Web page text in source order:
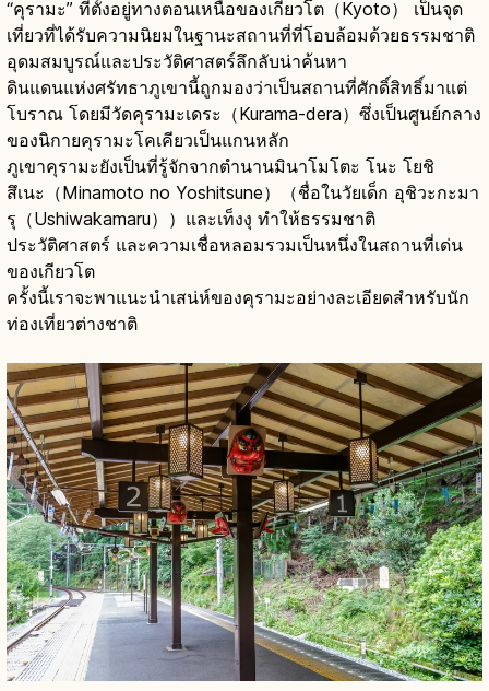
“คุรามะ” ที่ตั้งอยู่ทางตอนเหนือของเกียวโต（Kyoto） เป็นจุด
เที่ยวที่ได้รับความนิยมในฐานะสถานที่ที่โอบล้อมด้วยธรรมชาติ
อุดมสมบูรณ์และประวัติศาสตร์ลึกลับน่าค้นหา
ดินแดนแห่งศรัทธาภูเขานี้ถูกมองว่าเป็นสถานที่ศักดิ์สิทธิ์มาแต่
โบราณ โดยมีวัดคุรามะเดระ（Kurama-dera）ซึ่งเป็นศูนย์กลาง
ของนิกายคุรามะโคเคียวเป็นแกนหลัก
ภูเขาคุรามะยังเป็นที่รู้จักจากตำนานมินาโมโตะ โนะ โยชิ
สึเนะ（Minamoto no Yoshitsune）（ชื่อในวัยเด็ก อุชิวะกะมา
รุ（Ushiwakamaru））และเท็งงุ ทำให้ธรรมชาติ
ประวัติศาสตร์ และความเชื่อหลอมรวมเป็นหนึ่งในสถานที่เด่น
ของเกียวโต
ครั้งนี้เราจะพาแนะนำเสน่ห์ของคุรามะอย่างละเอียดสำหรับนัก
ท่องเที่ยวต่างชาติ